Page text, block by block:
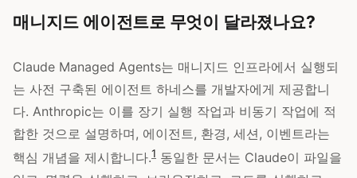
매니지드 에이전트로 무엇이 달라졌나요?
Claude Managed Agents는 매니지드 인프라에서 실행되
는 사전 구축된 에이전트 하네스를 개발자에게 제공합니
다. Anthropic는 이를 장기 실행 작업과 비동기 작업에 적
합한 것으로 설명하며, 에이전트, 환경, 세션, 이벤트라는
핵심 개념을 제시합니다.1 동일한 문서는 Claude이 파일을